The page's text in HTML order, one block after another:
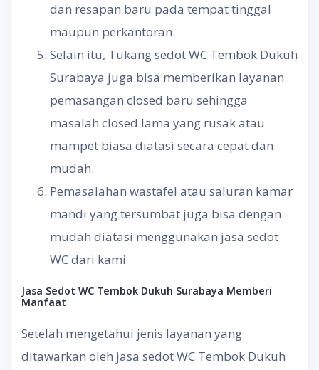
dan resapan baru pada tempat tinggal
maupun perkantoran.
Selain itu, Tukang sedot WC Tembok Dukuh
Surabaya juga bisa memberikan layanan
pemasangan closed baru sehingga
masalah closed lama yang rusak atau
mampet biasa diatasi secara cepat dan
mudah.
Pemasalahan wastafel atau saluran kamar
mandi yang tersumbat juga bisa dengan
mudah diatasi menggunakan jasa sedot
WC dari kami
Jasa Sedot WC Tembok Dukuh Surabaya Memberi
Manfaat
Setelah mengetahui jenis layanan yang
ditawarkan oleh jasa sedot WC Tembok Dukuh